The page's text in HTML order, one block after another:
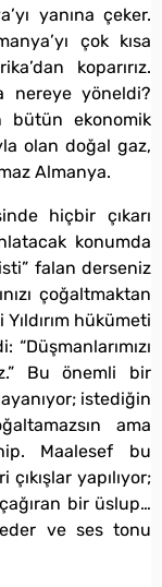
yanına çeker.
çok kısa
koparırız.
nereye yöneldi?
bütün ekonomik
olan doğal gaz,
Almanya.
hiçbir çıkarı
konumda
falan derseniz
çoğaltmaktan
hükümeti
Bu önemli bir
istediğin
ama
Maalesef bu
yapılıyor;
bir üslup…
ve ses tonu